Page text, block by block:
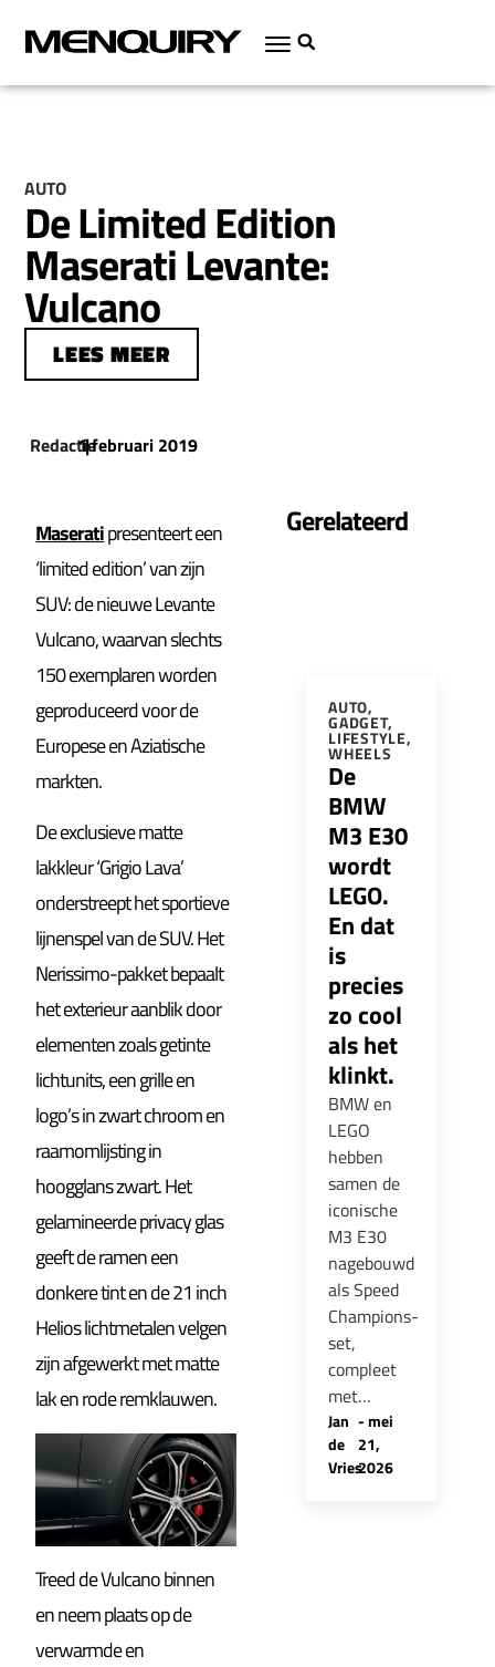
AUTO
De Limited Edition
Maserati Levante:
Vulcano
LEES MEER
Redactie
|
1 februari 2019
Maseratipresenteert een
‘limited edition’ van zijn
SUV: de nieuwe Levante
Vulcano, waarvan slechts
150 exemplaren worden
geproduceerd voor de
Europese en Aziatische
markten.
De exclusieve matte
lakkleur ‘Grigio Lava’
onderstreept het sportieve
lijnenspel van de SUV. Het
Nerissimo-pakket bepaalt
het exterieur aanblik door
elementen zoals getinte
lichtunits, een grille en
logo’s in zwart chroom en
raamomlijsting in
hoogglans zwart. Het
gelamineerde privacy glas
geeft de ramen een
donkere tint en de 21 inch
Helios lichtmetalen velgen
zijn afgewerkt met matte
lak en rode remklauwen.
Treed de Vulcano binnen
en neem plaats op de
verwarmde en
Gerelateerd
AUTO,
GADGET,
LIFESTYLE,
WHEELS
De
BMW
M3 E30
wordt
LEGO.
En dat
is
precies
zo cool
als het
klinkt.
BMW en
LEGO
hebben
samen de
iconische
M3 E30
nagebouwd
als Speed
Champions-
set,
compleet
met…
Jan
de
Vries
-mei
21,
2026